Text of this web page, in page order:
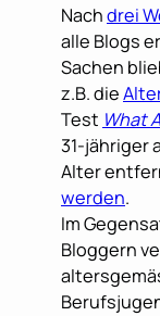
Nachdrei
alle Blogs
Sachen
z.B. die
Test What
31-jähriger
Alter
werden.
Im
Bloggern